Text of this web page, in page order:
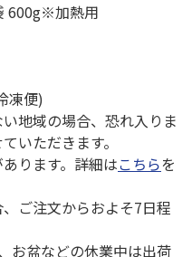
600g※加熱用
凍便)
地域の場合、恐れ入りま
いただきます。
ります。詳細はこちらを
ご注文からおよそ7日程
お盆などの休業中は出荷